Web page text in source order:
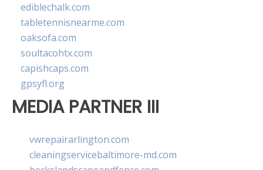
ediblechalk.com
tabletennisnearme.com
oaksofa.com
soultacohtx.com
capishcaps.com
gpsyfl.org
MEDIA PARTNER III
vwrepairarlington.com
cleaningservicebaltimore-md.com